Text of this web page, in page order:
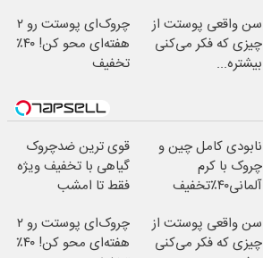
سن واقعی پوستت از
چیزی که فکر می‌کنی
بیشتره...
چروک‌ای پوستت رو ۲
هفته‌ای محو کن! ۴۰٪
تخفیف
نابودی کامل چین و
چروک با کرم
آلمانی۴۰٪تخفیف
قوی ترین ضدچروک
گیاهی با تخفیف ویژه
فقط تا امشب
سن واقعی پوستت از
چیزی که فکر می‌کنی
چروک‌ای پوستت رو ۲
هفته‌ای محو کن! ۴۰٪